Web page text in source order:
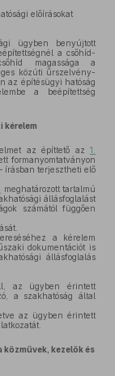
előírásokat
ügyben benyújtott
a csőhíd-
magassága a
közúti űrszelvény-
az építésügyi hatóság
a beépítettség
kérelem
az építtető az1.
formanyomtatványon
írásban terjesztheti elő
meghatározott tartalmú
állásfoglalást
számától függően
a kérelem
dokumentációt is
állásfoglalás
az ügyben érintett
a szakhatóság által
az ügyben érintett
kezelők és